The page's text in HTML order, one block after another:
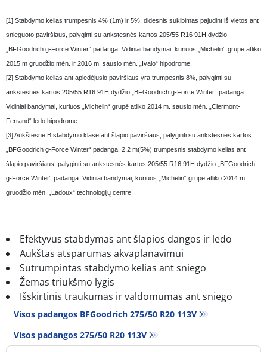
[1] Stabdymo kelias trumpesnis 4% (1m) ir 5%, didesnis sukibimas pajudint iš vietos ant
snieguoto paviršiaus, palyginti su ankstesnės kartos 205/55 R16 91H dydžio
„BFGoodrich g-Force Winter“ padanga. Vidiniai bandymai, kuriuos „Michelin“ grupė atliko
2015 m gruodžio mėn. ir 2016 m. sausio mėn. „Ivalo“ hipodrome.
[2] Stabdymo kelias ant apledėjusio paviršiaus yra trumpesnis 8%, palyginti su
ankstesnės kartos 205/55 R16 91H dydžio „BFGoodrich g-Force Winter“ padanga.
Vidiniai bandymai, kuriuos „Michelin“ grupė atliko 2014 m. sausio mėn. „Clermont-
Ferrand“ ledo hipodrome.
[3] Aukštesnė B stabdymo klasė ant šlapio paviršiaus, palyginti su ankstesnės kartos
„BFGoodrich g-Force Winter“ padanga. 2,2 m(5%) trumpesnis stabdymo kelias ant
šlapio paviršiaus, palyginti su ankstesnės kartos 205/55 R16 91H dydžio „BFGoodrich
g-Force Winter“ padanga. Vidiniai bandymai, kuriuos „Michelin“ grupė atliko 2014 m.
gruodžio mėn. „Ladoux“ technologijų centre.
Efektyvus stabdymas ant šlapios dangos ir ledo
Aukštas atsparumas akvaplanavimui
Sutrumpintas stabdymo kelias ant sniego
Žemas triukšmo lygis
Išskirtinis traukumas ir valdomumas ant sniego
Visos padangos BFGoodrich 275/50 R20 113V
Visos padangos‎ 275/50 R20 113V